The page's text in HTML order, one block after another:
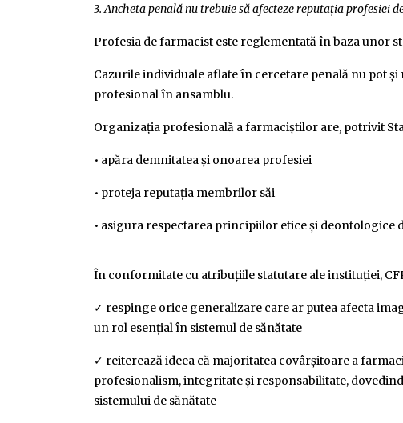
3. Ancheta penală nu trebuie să afecteze reputația profesiei
Profesia de farmacist este reglementată în baza unor
Cazurile individuale aflate în cercetare penală nu pot
profesional în ansamblu.
Organizația profesională a farmaciștilor are, potrivit
• apăra demnitatea și onoarea profesiei
• proteja reputația membrilor săi
• asigura respectarea principiilor etice și deontologice
În conformitate cu atribuțiile statutare ale instituției,
✓ respinge orice generalizare care ar putea afecta
un rol esențial în sistemul de sănătate
✓ reiterează ideea că majoritatea covârșitoare a
profesionalism, integritate și responsabilitate,
sistemului de sănătate